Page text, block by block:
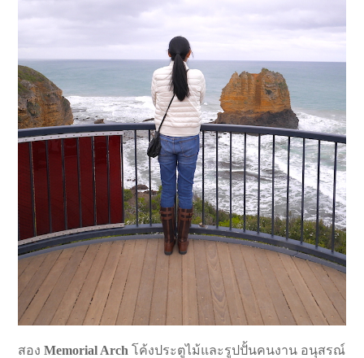
สองMemorial Arch โค้งประตูไม้และรูปปั้นคนงาน อนุสรณ์